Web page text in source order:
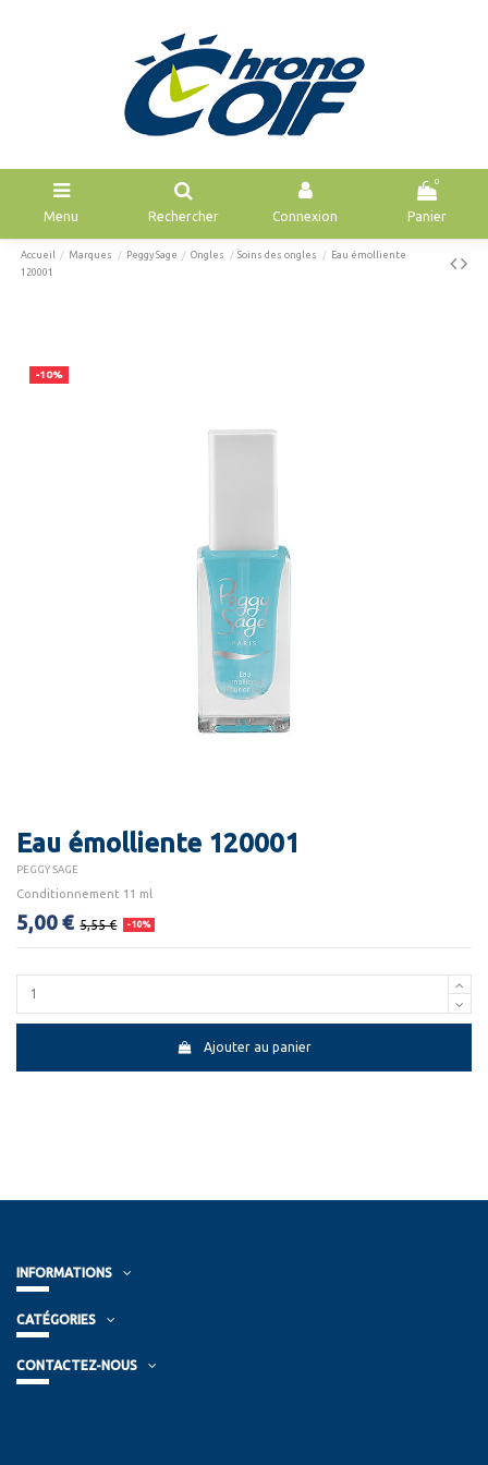
Menu Rechercher Connexion
0
Panier
Accueil Marques Peggy Sage Ongles Soins des ongles
Eau émolliente
120001
-10%
Eau émolliente 120001
PEGGY SAGE
Conditionnement 11 ml
5,00 € 5,55 € -10%
Ajouter au panier
INFORMATIONS
CATÉGORIES
CONTACTEZ-NOUS